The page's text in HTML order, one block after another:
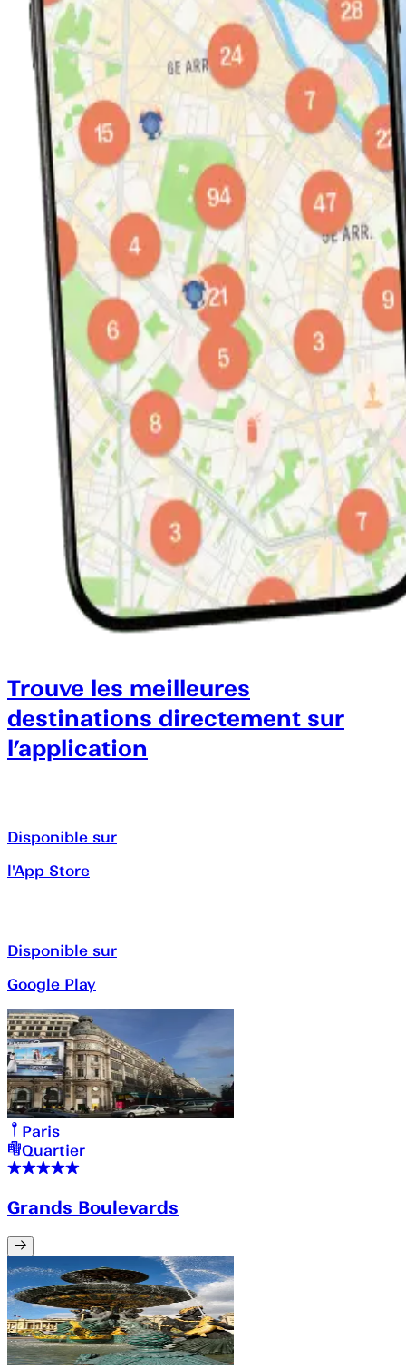
Trouve les meilleures
destinations directement sur
l’application
Disponible sur
l'App Store
Disponible sur
Google Play
Paris
Quartier
Grands Boulevards